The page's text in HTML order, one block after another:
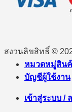
สงวนลิขสิทธิ์ ©
หมวดหมู่สิน
บัญชีผู้ใช้งาน
เข้าสู่ระบบ /